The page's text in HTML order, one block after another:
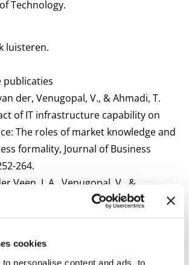
cookies
personalise content and ads, to
Technology.
luisteren.
publicaties
der, Venugopal, V., & Ahmadi, T.
of IT infrastructure capability on
The roles of market knowledge and
formality, Journal of Business
264.
Veen, J. A., Venugopal, V., &
Towards a holistic view of
in Lean: A design science